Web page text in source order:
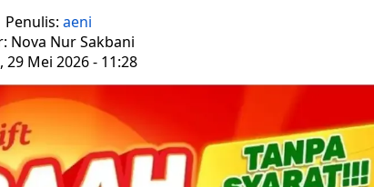
Penulis: aeni
Nova Nur Sakbani
29 Mei 2026 - 11:28